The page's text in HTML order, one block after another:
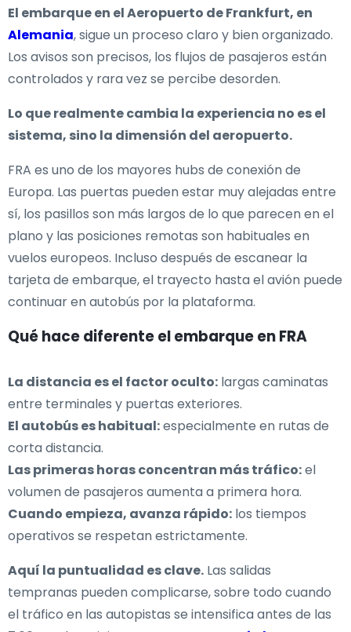
El embarque en el Aeropuerto de Frankfurt, en
Alemania, sigue un proceso claro y bien organizado.
Los avisos son precisos, los flujos de pasajeros están
controlados y rara vez se percibe desorden.
Lo que realmente cambia la experiencia no es el
sistema, sino la dimensión del aeropuerto.
FRA es uno de los mayores hubs de conexión de
Europa. Las puertas pueden estar muy alejadas entre
sí, los pasillos son más largos de lo que parecen en el
plano y las posiciones remotas son habituales en
vuelos europeos. Incluso después de escanear la
tarjeta de embarque, el trayecto hasta el avión puede
continuar en autobús por la plataforma.
Qué hace diferente el embarque en FRA
La distancia es el factor oculto: largas caminatas
entre terminales y puertas exteriores.
El autobús es habitual:especialmente en rutas de
corta distancia.
Las primeras horas concentran más tráfico:el
volumen de pasajeros aumenta a primera hora.
Cuando empieza, avanza rápido: los tiempos
operativos se respetan estrictamente.
Aquí la puntualidad es clave. Las salidas
tempranas pueden complicarse, sobre todo cuando
el tráfico en las autopistas se intensifica antes de las